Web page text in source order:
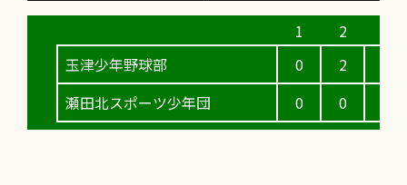
玉津少年野球部
瀬田北スポーツ少年団
0
0
2
0